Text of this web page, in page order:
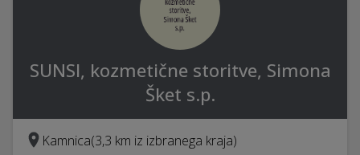
SUNSI, kozmetične storitve, Simona
Šket s.p.
Kamnica(3,3 km iz izbranega kraja)